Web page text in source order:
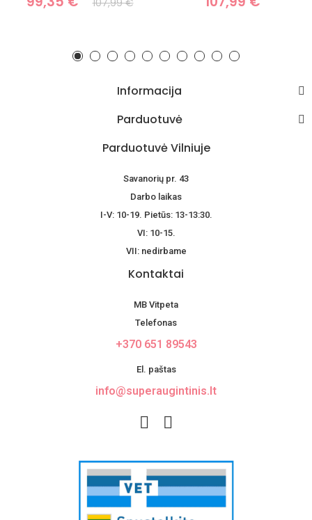
107,99 €
Informacija
Parduotuvė
Parduotuvė Vilniuje
Savanorių pr. 43
Darbo laikas
I-V: 10-19. Pietūs: 13-13:30.
VI: 10-15.
VII: nedirbame
Kontaktai
MB Vitpeta
Telefonas
+370 651 89543
El. paštas
info@superaugintinis.lt